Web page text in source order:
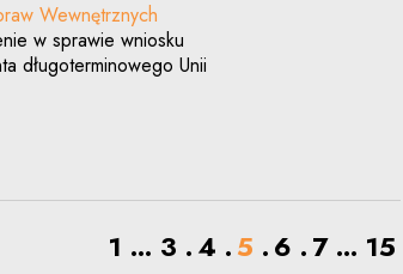
Wewnętrznych
w sprawie wniosku
długoterminowego Unii
1 ... 3 4 5 6 7 ... 15